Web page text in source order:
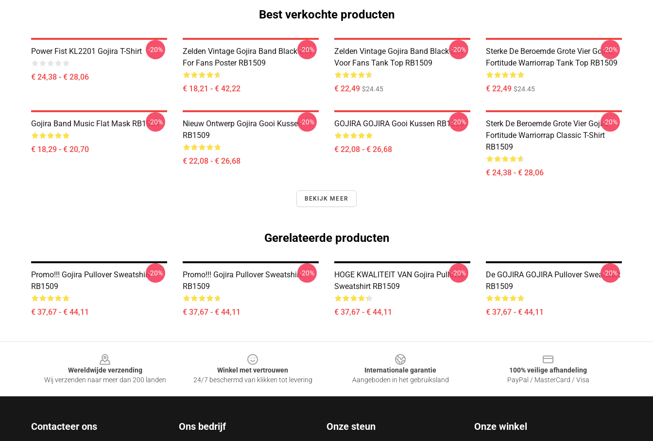
Best verkochte producten
Power Fist KL2201 Gojira T-Shirt
€ 24,38 - € 28,06
-20%
Zelden Vintage Gojira Band Black Gift
For Fans Poster RB1509
€ 18,21 - € 42,22
-20%
Zelden Vintage Gojira Band Black Gift
Voor Fans Tank Top RB1509
€ 22,49 $24.45
-20%
Sterke De Beroemde Grote Vier Gojira
Fortitude Warriorrap Tank Top RB1509
€ 22,49 $24.45
-20%
Gojira Band Music Flat Mask RB1509
€ 18,29 - € 20,70
-20%
Nieuw Ontwerp Gojira Gooi Kussen
RB1509
€ 22,08 - € 26,68
-20% GOJIRA GOJIRA Gooi Kussen RB1509
€ 22,08 - € 26,68
-20%
Sterk De Beroemde Grote Vier Gojira
Fortitude Warriorrap Classic T-Shirt
RB1509
€ 24,38 - € 28,06
-20%
BEKIJK MEER
Gerelateerde producten
Promo!!! Gojira Pullover Sweatshirt
RB1509
€ 37,67 - € 44,11
-20%
Promo!!! Gojira Pullover Sweatshirt
RB1509
€ 37,67 - € 44,11
-20%
HOGE KWALITEIT VAN Gojira Pullover
Sweatshirt RB1509
€ 37,67 - € 44,11
-20%
De GOJIRA GOJIRA Pullover Sweatshirt
RB1509
€ 37,67 - € 44,11
-20%
Wereldwijde verzending
Wij verzenden naar meer dan 200 landen
Winkel met vertrouwen
24/7 beschermd van klikken tot levering
Internationale garantie
Aangeboden in het gebruiksland
100% veilige afhandeling
PayPal / MasterCard / Visa
Contacteer ons Ons bedrijf Onze steun Onze winkel